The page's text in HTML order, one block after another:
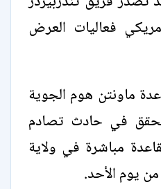
فعاليات العرض
ماونتن هوم الجوية
تحقق في حادث تصادم
مباشرة في ولاية
يوم الأحد.